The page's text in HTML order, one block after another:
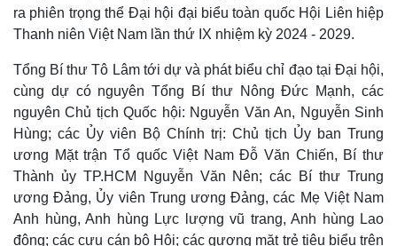
ra phiên trọng thể Đại hội đại biểu toàn quốc Hội Liên hiệp
Thanh niên Việt Nam lần thứ IX nhiệm kỳ 2024 - 2029.
Tổng Bí thư Tô Lâm tới dự và phát biểu chỉ đạo tại Đại hội,
cùng dự có nguyên Tổng Bí thư Nông Đức Mạnh, các
nguyên Chủ tịch Quốc hội: Nguyễn Văn An, Nguyễn Sinh
Hùng; các Ủy viên Bộ Chính trị: Chủ tịch Ủy ban Trung
ương Mặt trận Tổ quốc Việt Nam Đỗ Văn Chiến, Bí thư
Thành ủy TP.HCM Nguyễn Văn Nên; các Bí thư Trung
ương Đảng, Ủy viên Trung ương Đảng, các Mẹ Việt Nam
Anh hùng, Anh hùng Lực lượng vũ trang, Anh hùng Lao
động; các cựu cán bộ Hội; các gương mặt trẻ tiêu biểu trên